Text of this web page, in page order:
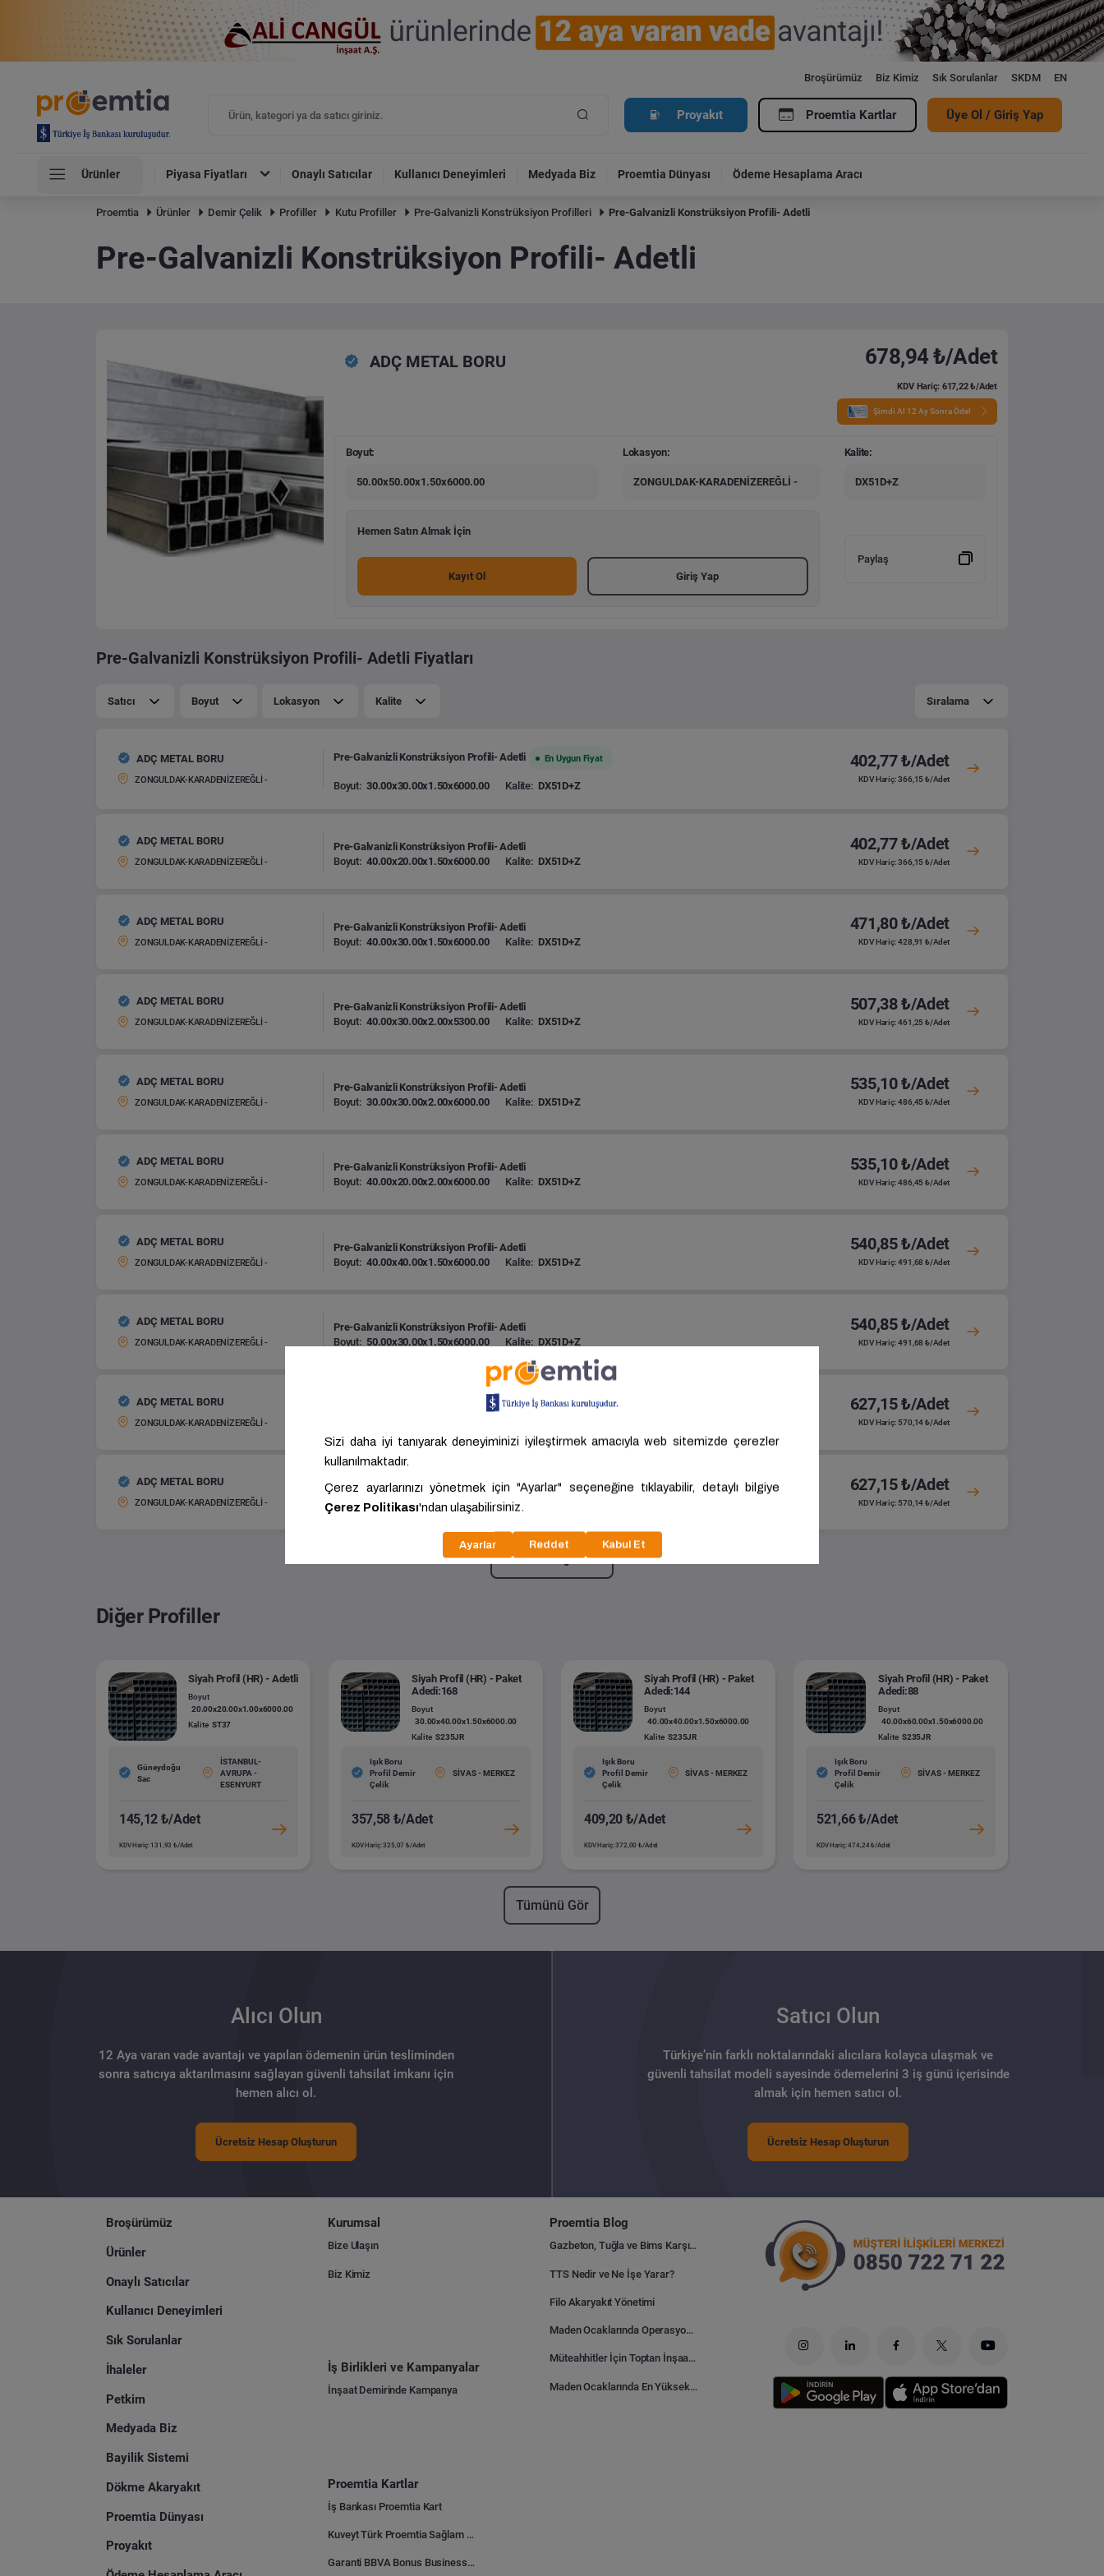
Broşürümüz Biz Kimiz Sık Sorulanlar SKDM EN
Proyakıt Proemtia Kartlar Üye Ol / Giriş Yap
Ürünler Piyasa Fiyatları Onaylı Satıcılar Kullanıcı Deneyimleri Medyada Biz Proemtia Dünyası Ödeme Hesaplama Aracı
Proemtia Ürünler Demir Çelik Profiller Kutu Profiller Pre-Galvanizli Konstrüksiyon Profilleri Pre-Galvanizli Konstrüksiyon Profili- Adetli
Pre-Galvanizli Konstrüksiyon Profili- Adetli
ADÇ METAL BORU 678,94 ₺/Adet
KDV Hariç: 617,22 ₺/Adet
Şimdi Al 12 Ay Sonra Öde!
Boyut:
50.00x50.00x1.50x6000.00
Lokasyon:
ZONGULDAK-KARADENİZEREĞLİ -
Kalite:
DX51D+Z
Hemen Satın Almak İçin
Kayıt Ol Giriş Yap
Paylaş
Pre-Galvanizli Konstrüksiyon Profili- Adetli Fiyatları
Satıcı Boyut Lokasyon Kalite Sıralama
ADÇ METAL BORU
ZONGULDAK-KARADENİZEREĞLİ -
Pre-Galvanizli Konstrüksiyon Profili- Adetli En Uygun Fiyat
Boyut: 30.00x30.00x1.50x6000.00 Kalite: DX51D+Z
402,77 ₺/Adet
KDV Hariç: 366,15 ₺/Adet
ADÇ METAL BORU
ZONGULDAK-KARADENİZEREĞLİ -
Pre-Galvanizli Konstrüksiyon Profili- Adetli
Boyut: 40.00x20.00x1.50x6000.00 Kalite: DX51D+Z
402,77 ₺/Adet
KDV Hariç: 366,15 ₺/Adet
ADÇ METAL BORU
ZONGULDAK-KARADENİZEREĞLİ -
Pre-Galvanizli Konstrüksiyon Profili- Adetli
Boyut: 40.00x30.00x1.50x6000.00 Kalite: DX51D+Z
471,80 ₺/Adet
KDV Hariç: 428,91 ₺/Adet
ADÇ METAL BORU
ZONGULDAK-KARADENİZEREĞLİ -
Pre-Galvanizli Konstrüksiyon Profili- Adetli
Boyut: 40.00x30.00x2.00x5300.00 Kalite: DX51D+Z
507,38 ₺/Adet
KDV Hariç: 461,25 ₺/Adet
ADÇ METAL BORU
ZONGULDAK-KARADENİZEREĞLİ -
Pre-Galvanizli Konstrüksiyon Profili- Adetli
Boyut: 30.00x30.00x2.00x6000.00 Kalite: DX51D+Z
535,10 ₺/Adet
KDV Hariç: 486,45 ₺/Adet
ADÇ METAL BORU
ZONGULDAK-KARADENİZEREĞLİ -
Pre-Galvanizli Konstrüksiyon Profili- Adetli
Boyut: 40.00x20.00x2.00x6000.00 Kalite: DX51D+Z
535,10 ₺/Adet
KDV Hariç: 486,45 ₺/Adet
ADÇ METAL BORU
ZONGULDAK-KARADENİZEREĞLİ -
Pre-Galvanizli Konstrüksiyon Profili- Adetli
Boyut: 40.00x40.00x1.50x6000.00 Kalite: DX51D+Z
540,85 ₺/Adet
KDV Hariç: 491,68 ₺/Adet
ADÇ METAL BORU
ZONGULDAK-KARADENİZEREĞLİ -
Pre-Galvanizli Konstrüksiyon Profili- Adetli
Boyut: 50.00x30.00x1.50x6000.00 Kalite: DX51D+Z
540,85 ₺/Adet
KDV Hariç: 491,68 ₺/Adet
ADÇ METAL BORU
ZONGULDAK-KARADENİZEREĞLİ -
Pre-Galvanizli Konstrüksiyon Profili- Adetli
627,15 ₺/Adet
KDV Hariç: 570,14 ₺/Adet
ADÇ METAL BORU
ZONGULDAK-KARADENİZEREĞLİ -
Pre-Galvanizli Konstrüksiyon Profili- Adetli
Boyut: 40.00x30.00x2.00x6000.00 Kalite:
627,15 ₺/Adet
KDV Hariç: 570,14 ₺/Adet
Daha fazla göster
Diğer Profiller
Siyah Profil (HR) - Adetli
Boyut
20.00x20.00x1.00x6000.00
Kalite ST37
Güneydoğu
Sac
İSTANBUL-
AVRUPA -
ESENYURT
145,12 ₺/Adet
KDV Hariç: 131,93 ₺/Adet
Siyah Profil (HR) - Paket
Adedi:168
Boyut
30.00x40.00x1.50x6000.00
Kalite S235JR
Işık Boru
Profil Demir
Çelik
SİVAS - MERKEZ
357,58 ₺/Adet
KDV Hariç: 325,07 ₺/Adet
Siyah Profil (HR) - Paket
Adedi:144
Boyut
40.00x40.00x1.50x6000.00
Kalite S235JR
Işık Boru
Profil Demir
Çelik
SİVAS - MERKEZ
409,20 ₺/Adet
KDV Hariç: 372,00 ₺/Adet
Siyah Profil (HR) - Paket
Adedi:88
Boyut
40.00x60.00x1.50x6000.00
Kalite S235JR
Işık Boru
Profil Demir
Çelik
SİVAS - MERKEZ
521,66 ₺/Adet
KDV Hariç: 474,24 ₺/Adet
Tümünü Gör
Alıcı Olun
12 Aya varan vade avantajı ve yapılan ödemenin ürün tesliminden
sonra satıcıya aktarılmasını sağlayan güvenli tahsilat imkanı için
hemen alıcı ol.
Ücretsiz Hesap Oluşturun
Satıcı Olun
Türkiye’nin farklı noktalarındaki alıcılara kolayca ulaşmak ve
güvenli tahsilat modeli sayesinde ödemelerini 3 iş günü içerisinde
almak için hemen satıcı ol.
Ücretsiz Hesap Oluşturun
Broşürümüz
Ürünler
Onaylı Satıcılar
Kullanıcı Deneyimleri
Sık Sorulanlar
İhaleler
Petkim
Medyada Biz
Bayilik Sistemi
Dökme Akaryakıt
Proemtia Dünyası
Proyakıt
Kurumsal
Bize Ulaşın
Biz Kimiz
İş Birlikleri ve Kampanyalar
İnşaat Demirinde Kampanya
Proemtia Kartlar
İş Bankası Proemtia Kart
Kuveyt Türk Proemtia Sağlam Bayi Kart
Garanti BBVA Bonus Business Proemtia Bayi Kart
Proemtia Blog
Gazbeton, Tuğla ve Bims Karşılaştırması: Hangisi Daha Avantajlı?
TTS Nedir ve Ne İşe Yarar?
Filo Akaryakıt Yönetimi
Maden Ocaklarında Operasyonel Verimlilik Nasıl Arttırılır?
Müteahhitler İçin Toptan İnşaat Malzemesi Satın Alma Rehberi
Maden Ocaklarında En Yüksek Gider Kalemleri Nelerdir?